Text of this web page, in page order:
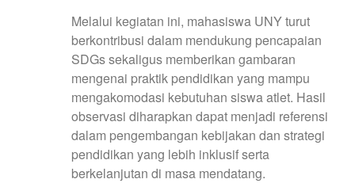
Melalui kegiatan ini, mahasiswa UNY turut
berkontribusi dalam mendukung pencapaian
SDGs sekaligus memberikan gambaran
mengenai praktik pendidikan yang mampu
mengakomodasi kebutuhan siswa atlet. Hasil
observasi diharapkan dapat menjadi referensi
dalam pengembangan kebijakan dan strategi
pendidikan yang lebih inklusif serta
berkelanjutan di masa mendatang.